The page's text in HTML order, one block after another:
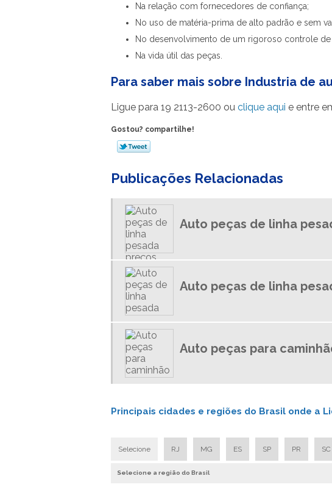
Na relação com fornecedores de confiança;
No uso de matéria-prima de alto padrão e sem
No desenvolvimento de um rigoroso controle
Na vida útil das peças.
Para saber mais sobre Industria de
Ligue para 19 2113-2600 ou clique aqui e entre
Gostou? compartilhe!
Publicações Relacionadas
Auto peças de linha
Auto peças de linha
Auto peças para
Principais cidades e regiões do Brasil onde a
Selecione RJ MG ES SP PR SC
Selecione a região do Brasil